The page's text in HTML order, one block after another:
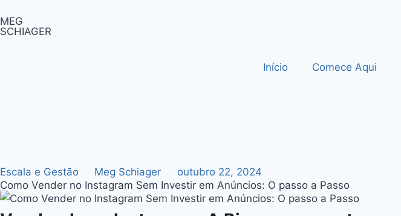
MEG
SCHIAGER
Início Comece Aqui
Escala e Gestão Meg Schiager
outubro 22, 2024
Como Vender no Instagram Sem Investir em Anúncios: O passo a Passo